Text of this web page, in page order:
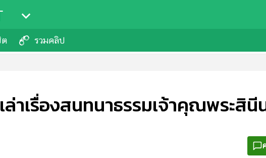
ต รวมคลิป
ล่าเรื่องสนทนาธรรมเจ้าคุณพระสิ